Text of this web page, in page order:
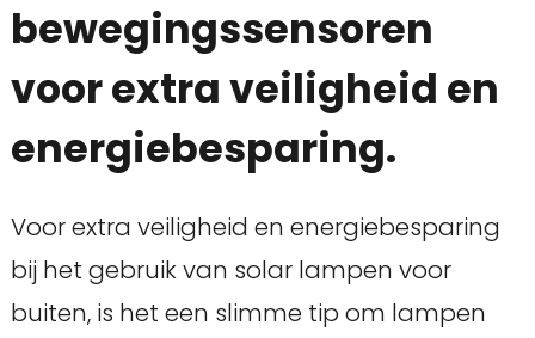
bewegingssensoren
voor extra veiligheid en
energiebesparing.
Voor extra veiligheid en energiebesparing
bij het gebruik van solar lampen voor
buiten, is het een slimme tip om lampen